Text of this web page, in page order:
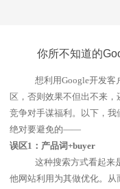
你所不知道的
想利用Google开发客
区，否则效果不但出不来
竞争对手谋福利。以下，我
绝对要避免的——
误区1 ：产品词+buyer
这种搜索方式看起来
他网站利用为其做优化。从